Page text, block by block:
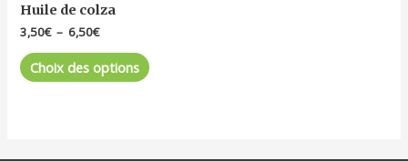
Huile de colza
3,50€ – 6,50€
Choix des options du